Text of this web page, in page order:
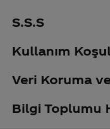
S.S.S
Kullanım
Veri Koruma
Bilgi Toplumu